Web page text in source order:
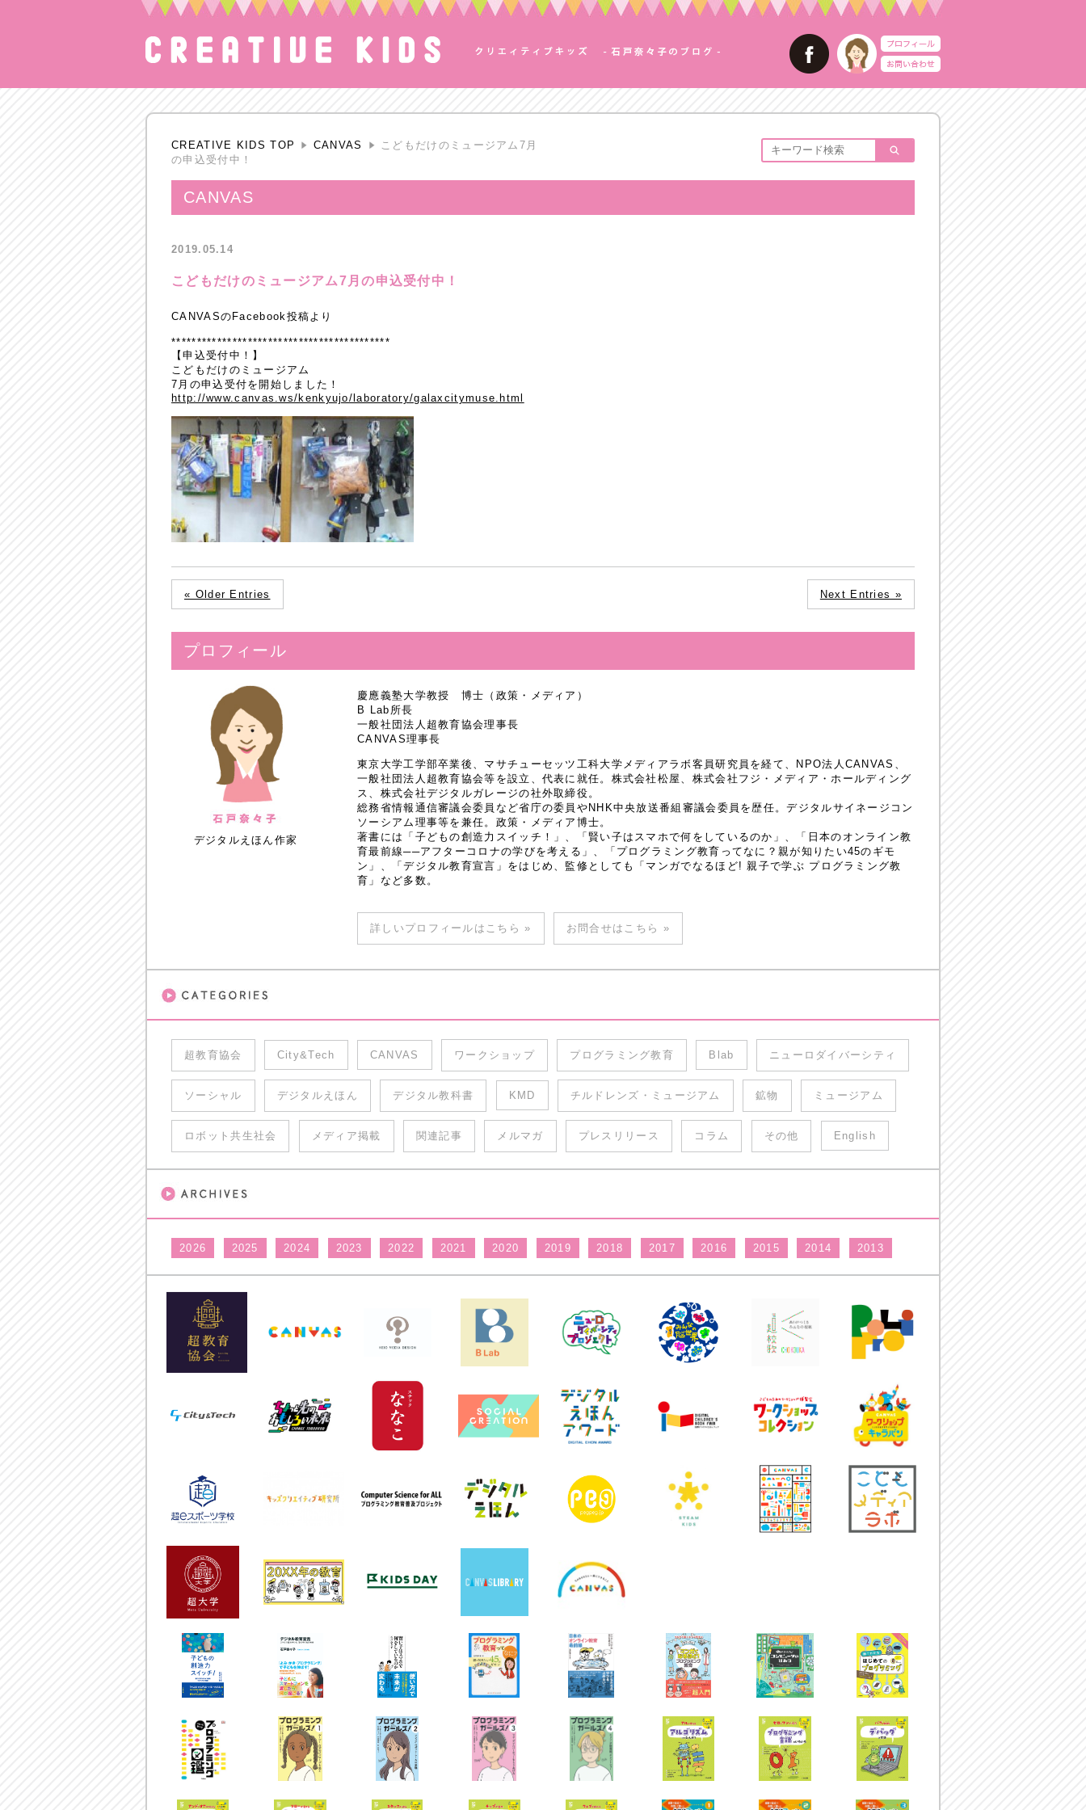
CREATIVE KIDS TOP CANVAS
こどもだけのミュージアム7月
の申込受付中！
CANVAS
2019.05.14
こどもだけのミュージアム7月の申込受付中！
CANVASのFacebook投稿より
*******************************************
【申込受付中！】
こどもだけのミュージアム
7月の申込受付を開始しました！
http://www.canvas.ws/kenkyujo/laboratory/galaxcitymuse.html
« Older Entries Next Entries »
プロフィール
デジタルえほん作家
慶應義塾大学教授 博士（政策・メディア）
B Lab所長
一般社団法人超教育協会理事長
CANVAS理事長
東京大学工学部卒業後、マサチューセッツ工科大学メディアラボ客員研究員を経て、NPO法人CANVAS、
一般社団法人超教育協会等を設立、代表に就任。株式会社松屋、株式会社フジ・メディア・ホールディング
ス、株式会社デジタルガレージの社外取締役。
総務省情報通信審議会委員など省庁の委員やNHK中央放送番組審議会委員を歴任。デジタルサイネージコン
ソーシアム理事等を兼任。政策・メディア博士。
著書には「子どもの創造力スイッチ！」、「賢い子はスマホで何をしているのか」、「日本のオンライン教
育最前線──アフターコロナの学びを考える」、「プログラミング教育ってなに？親が知りたい45のギモ
ン」、「デジタル教育宣言」をはじめ、監修としても「マンガでなるほど! 親子で学ぶ プログラミング教
育」など多数。
詳しいプロフィールはこちら » お問合せはこちら »
超教育協会 City&Tech CANVAS ワークショップ プログラミング教育 Blab ニューロダイバーシティ
ソーシャル デジタルえほん デジタル教科書 KMD チルドレンズ・ミュージアム 鉱物 ミュージアム
ロボット共生社会 メディア掲載 関連記事 メルマガ プレスリリース コラム その他 English
2026 2025 2024 2023 2022 2021 2020 2019 2018 2017 2016 2015 2014 2013